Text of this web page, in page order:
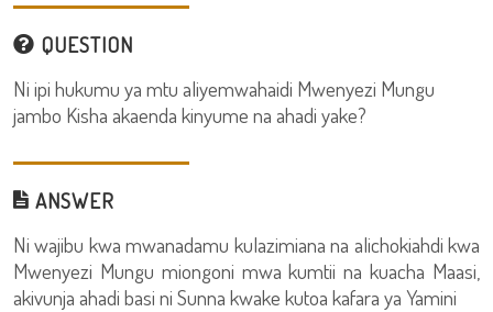
QUESTION
Ni ipi hukumu ya mtu aliyemwahaidi Mwenyezi Mungu
jambo Kisha akaenda kinyume na ahadi yake?
ANSWER
Ni wajibu kwa mwanadamu kulazimiana na alichokiahdi kwa
Mwenyezi Mungu miongoni mwa kumtii na kuacha Maasi,
akivunja ahadi basi ni Sunna kwake kutoa kafara ya Yamini